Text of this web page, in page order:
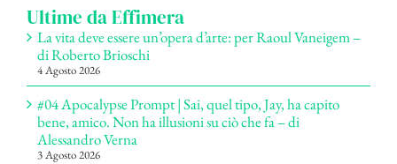
Ultime da Effimera
La vita deve essere un’opera d’arte: per Raoul Vaneigem –
di Roberto Brioschi
4 Agosto 2026
#04 Apocalypse Prompt | Sai, quel tipo, Jay, ha capito
bene, amico. Non ha illusioni su ciò che fa – di
Alessandro Verna
3 Agosto 2026